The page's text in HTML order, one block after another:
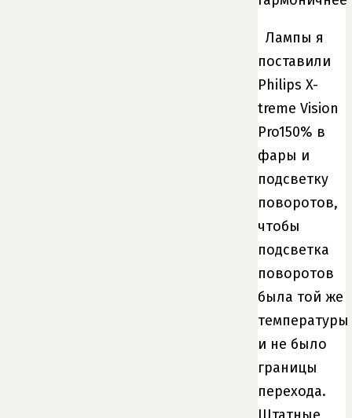
Лампы я
поставили
Philips X-
treme Vision
Pro150% в
фары и
подсветку
поворотов,
чтобы
подсветка
поворотов
была той же
температуры
и не было
границы
перехода.